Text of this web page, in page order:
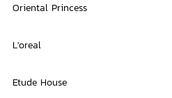
Oriental Princess
L'oreal
Etude House